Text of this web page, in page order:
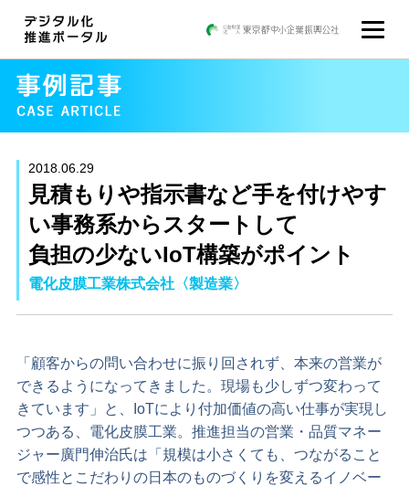
2018.06.29
見積もりや指示書など手を付けやす
い事務系からスタートして
負担の少ないIoT構築がポイント
電化皮膜工業株式会社〈製造業〉
「顧客からの問い合わせに振り回されず、本来の営業が
できるようになってきました。現場も少しずつ変わって
きています」と、IoTにより付加価値の高い仕事が実現し
つつある、電化皮膜工業。推進担当の営業・品質マネー
ジャー廣門伸治氏は「規模は小さくても、つながること
で感性とこだわりの日本のものづくりを変えるイノベー